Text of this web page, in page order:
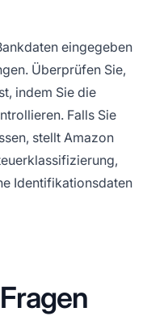
eingegeben
Überprüfen Sie,
indem Sie die
Falls Sie
stellt Amazon
Identifikationsdaten